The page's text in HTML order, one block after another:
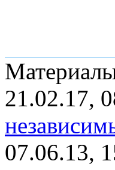
21.02.17,
07.06.13,